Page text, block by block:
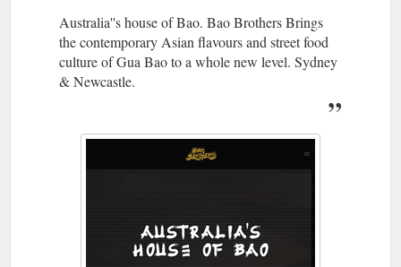
Australia''s house of Bao. Bao Brothers Brings
the contemporary Asian flavours and street food
culture of Gua Bao to a whole new level. Sydney
& Newcastle.